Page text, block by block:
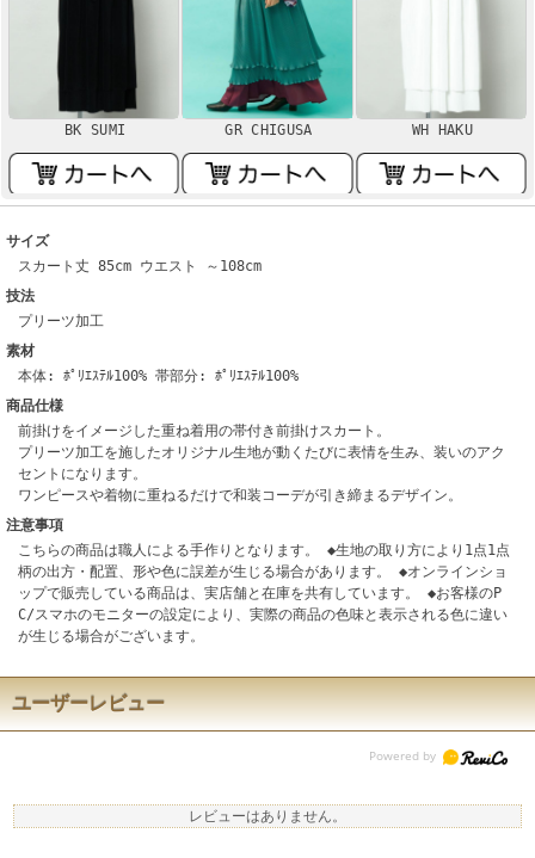
BK SUMI GR CHIGUSA WH HAKU
サイズ
スカート丈 85cm ウエスト ～108cm
技法
プリーツ加工
素材
本体: ﾎﾟﾘｴｽﾃﾙ100% 帯部分: ﾎﾟﾘｴｽﾃﾙ100%
商品仕様
前掛けをイメージした重ね着用の帯付き前掛けスカート。
プリーツ加工を施したオリジナル生地が動くたびに表情を生み、装いのアク
セントになります。
ワンピースや着物に重ねるだけで和装コーデが引き締まるデザイン。
注意事項
こちらの商品は職人による手作りとなります。 ◆生地の取り方により1点1点
柄の出方・配置、形や色に誤差が生じる場合があります。 ◆オンラインショ
ップで販売している商品は、実店舗と在庫を共有しています。 ◆お客様のP
C/スマホのモニターの設定により、実際の商品の色味と表示される色に違い
が生じる場合がございます。
ユーザーレビュー
レビューはありません。